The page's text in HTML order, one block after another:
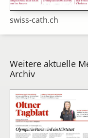
swiss-cath.ch
Weitere aktuelle
Archiv